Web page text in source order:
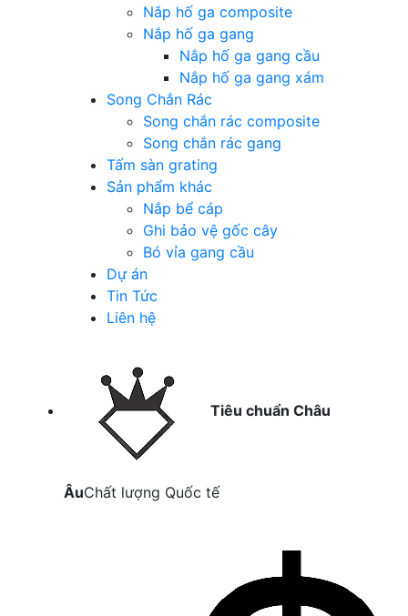
Nắp hố ga composite
Nắp hố ga gang
Nắp hố ga gang cầu
Nắp hố ga gang xám
Song Chắn Rác
Song chắn rác composite
Song chắn rác gang
Tấm sàn grating
Sản phẩm khác
Nắp bể cáp
Ghi bảo vệ gốc cây
Bó vỉa gang cầu
Dự án
Tin Tức
Liên hệ
Tiêu chuẩn Châu
ÂuChất lượng Quốc tế